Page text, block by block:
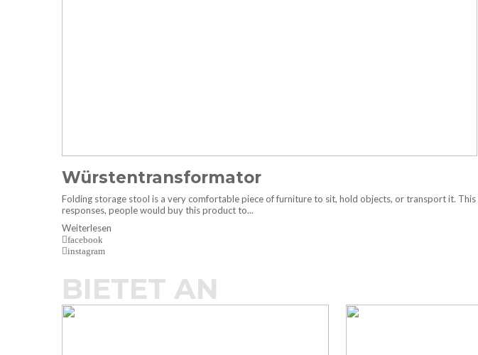
Würstentransformator
Folding storage stool is a very comfortable piece of furniture to sit, hold objects, or transport it.
responses, people would buy this product to...
Weiterlesen
facebook
instagram
BIETET AN